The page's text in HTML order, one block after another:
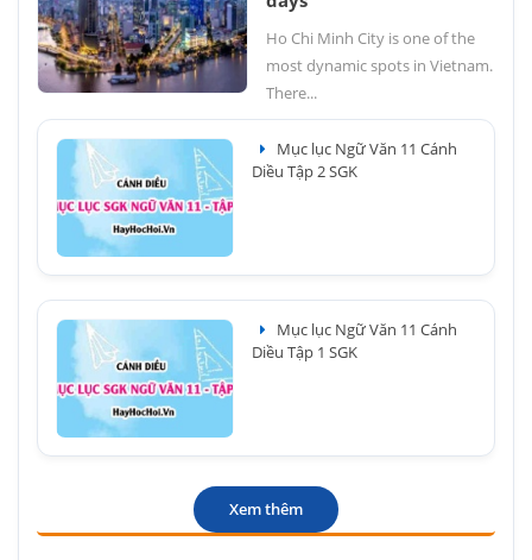
Ho Chi Minh City is one of the
most dynamic spots in Vietnam.
There...
Mục lục Ngữ Văn 11 Cánh
Diều Tập 2 SGK
Mục lục Ngữ Văn 11 Cánh
Diều Tập 1 SGK
Xem thêm